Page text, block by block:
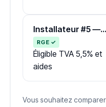
Installateur #5 — Zone Côte-d'Or
RGE ✓
Éligible TVA 5,5% et
aides
Vous souhaitez